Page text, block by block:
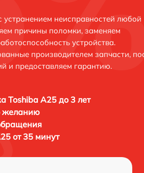
неисправностей любой
причины поломки, заменяем
устройства.
производителем запчасти,
и предоставляем гарантию.
Toshiba A25 до 3 лет
желанию
от 35 минут